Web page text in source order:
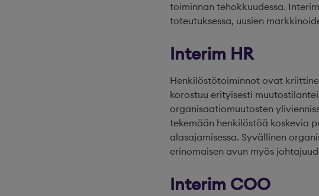
toiminnan tehokkuudessa.
toteutuksessa, uusien
Interim HR
Henkilöstötoiminnot ovat
korostuu erityisesti
organisaatiomuutosten
tekemään henkilöstöä koskevia
alasajamisessa. Syvällinen
erinomaisen avun myös
Interim COO